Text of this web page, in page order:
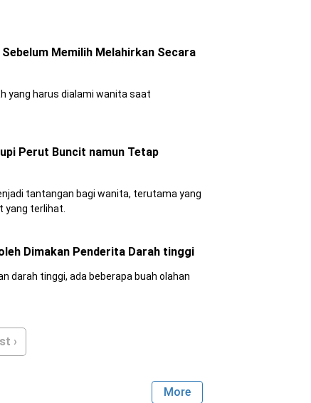
Memilih Melahirkan Secara
yang harus dialami wanita saat
Perut Buncit namun Tetap
tantangan bagi wanita, terutama yang
yang terlihat.
Dimakan Penderita Darah tinggi
darah tinggi, ada beberapa buah olahan
›
More